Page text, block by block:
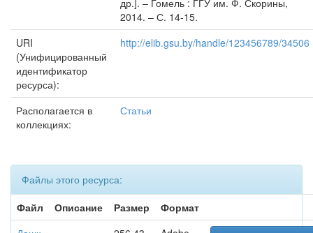
др.]. – Гомель : ГГУ им. Ф. Скорины,
2014. – С. 14-15.
URI
(Унифицированный
идентификатор
ресурса):
http://elib.gsu.by/handle/123456789/34506
Располагается в
коллекциях:
Статьи
Файлы этого ресурса:
Файл
Описание Размер
Формат